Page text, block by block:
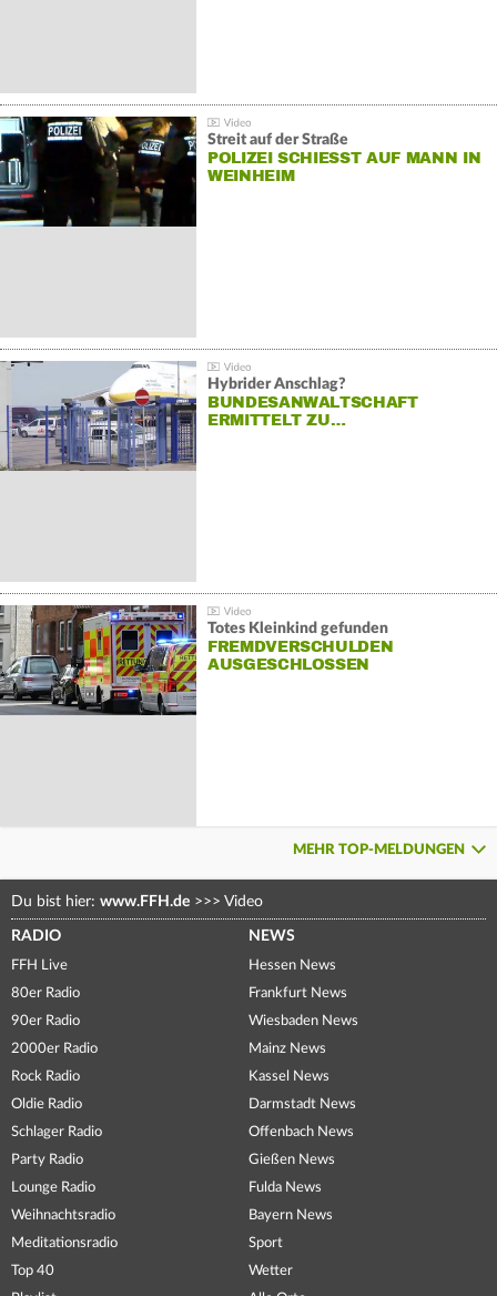
Streit auf der Straße
POLIZEI SCHIESST AUF MANN IN W
EINHEIM
Hybrider Anschlag?
BUNDESANWALTSCHAFT
ERMITTELT ZU…
Totes Kleinkind gefunden
FREMDVERSCHULDEN
AUSGESCHLOSSEN
MEHR TOP-MELDUNGEN
Du bist hier: www.FFH.de >>> Video
RADIO
FFH Live
80er Radio
90er Radio
2000er Radio
Rock Radio
Oldie Radio
Schlager Radio
Party Radio
Lounge Radio
Weihnachtsradio
Meditationsradio
Top 40
NEWS
Hessen News
Frankfurt News
Wiesbaden News
Mainz News
Kassel News
Darmstadt News
Offenbach News
Gießen News
Fulda News
Bayern News
Sport
Wetter